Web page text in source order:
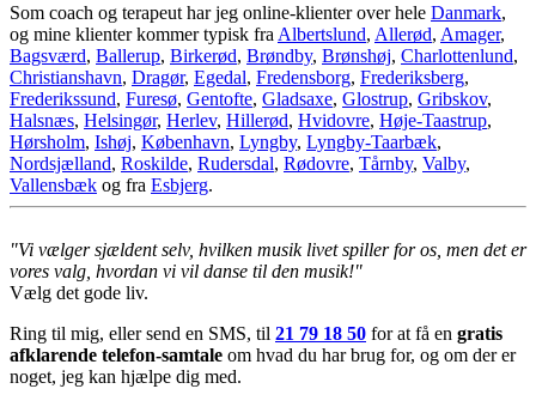
Som coach og terapeut har jeg online-klienter over hele Danmark,
og mine klienter kommer typisk fra Albertslund, Allerød, Amager,
Bagsværd, Ballerup, Birkerød, Brøndby, Brønshøj, Charlottenlund,
Christianshavn, Dragør, Egedal, Fredensborg, Frederiksberg,
Frederikssund, Furesø, Gentofte, Gladsaxe, Glostrup, Gribskov,
Halsnæs, Helsingør, Herlev, Hillerød, Hvidovre, Høje-Taastrup,
Hørsholm, Ishøj, København, Lyngby, Lyngby-Taarbæk,
Nordsjælland, Roskilde, Rudersdal, Rødovre, Tårnby, Valby,
Vallensbæk og fra Esbjerg.
"Vi vælger sjældent selv, hvilken musik livet spiller for os, men det er
vores valg, hvordan vi vil danse til den musik!"
Vælg det gode liv.
Ring til mig, eller send en SMS, til 21 79 18 50 for at få en gratis
afklarende telefon-samtale om hvad du har brug for, og om der er
noget, jeg kan hjælpe dig med.